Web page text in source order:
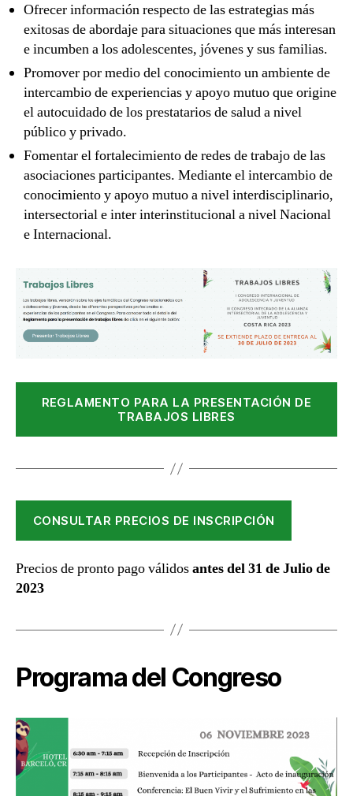
Ofrecer información respecto de las estrategias más
exitosas de abordaje para situaciones que más interesan
e incumben a los adolescentes, jóvenes y sus familias.
Promover por medio del conocimiento un ambiente de
intercambio de experiencias y apoyo mutuo que origine
el autocuidado de los prestatarios de salud a nivel
público y privado.
Fomentar el fortalecimiento de redes de trabajo de las
asociaciones participantes. Mediante el intercambio de
conocimiento y apoyo mutuo a nivel interdisciplinario,
intersectorial e inter interinstitucional a nivel Nacional
e Internacional.
REGLAMENTO PARA LA PRESENTACIÓN DE
TRABAJOS LIBRES
CONSULTAR PRECIOS DE INSCRIPCIÓN
Precios de pronto pago válidosantes del 31 de Julio de
2023
Programa del Congreso